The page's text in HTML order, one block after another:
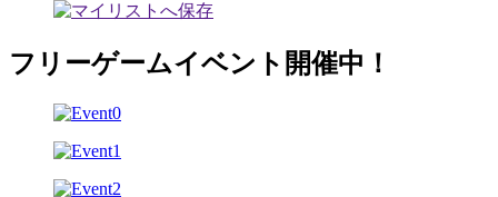
フリーゲームイベント開催中！